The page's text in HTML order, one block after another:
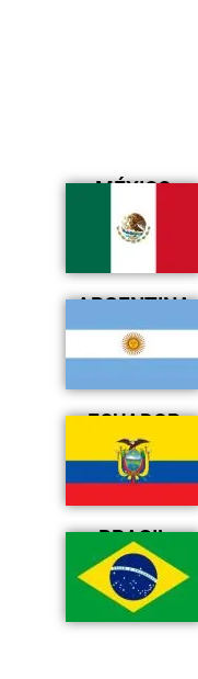
MÉXICO
ARGENTINA
ECUADOR
BRASIL